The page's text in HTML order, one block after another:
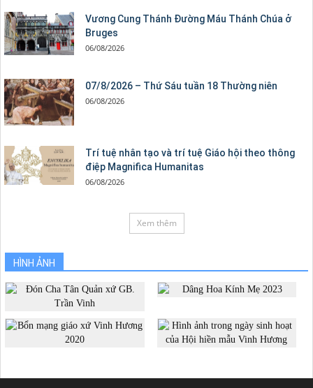
Vương Cung Thánh Ðường Máu Thánh Chúa ở
Bruges
06/08/2026
07/8/2026 – Thứ Sáu tuần 18 Thường niên
06/08/2026
Trí tuệ nhân tạo và trí tuệ Giáo hội theo thông
điệp Magnifica Humanitas
06/08/2026
Xem thêm
HÌNH ẢNH